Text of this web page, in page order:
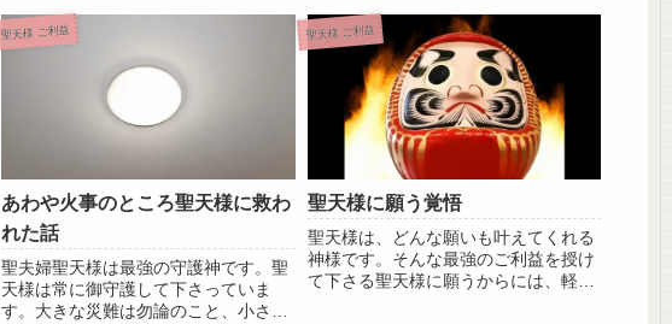
聖天様 ご利益
あわや火事のところ聖天様に救わ
れた話
聖夫婦聖天様は最強の守護神です。聖
天様は常に御守護して下さっていま
す。大きな災難は勿論のこと、小さな
聖天様 ご利益
聖天様に願う覚悟
聖天様は、どんな願いも叶えてくれる
神様です。そんな最強のご利益を授け
て下さる聖天様に願うからには、軽い